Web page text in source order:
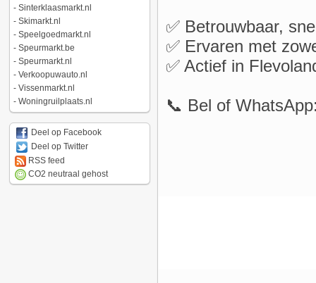
- Sinterklaasmarkt.nl
- Skimarkt.nl
- Speelgoedmarkt.nl
- Speurmarkt.be
- Speurmarkt.nl
- Verkoopuwauto.nl
- Vissenmarkt.nl
- Woningruilplaats.nl
Deel op Facebook
Deel op Twitter
RSS feed
CO2 neutraal gehost
✅ Betrouwbaar,
✅ Ervaren met
✅ Actief in
📞 Bel of